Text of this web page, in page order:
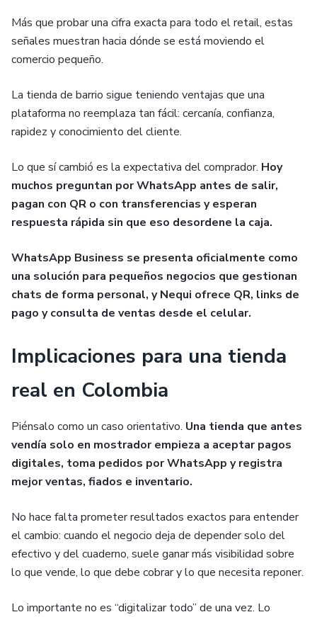
Más que probar una cifra exacta para todo el retail, estas
señales muestran hacia dónde se está moviendo el
comercio pequeño.
La tienda de barrio sigue teniendo ventajas que una
plataforma no reemplaza tan fácil: cercanía, confianza,
rapidez y conocimiento del cliente.
Lo que sí cambió es la expectativa del comprador. Hoy
muchos preguntan por WhatsApp antes de salir,
pagan con QR o con transferencias y esperan
respuesta rápida sin que eso desordene la caja.
WhatsApp Business se presenta oficialmente como
una solución para pequeños negocios que gestionan
chats de forma personal, y Nequi ofrece QR, links de
pago y consulta de ventas desde el celular.
Implicaciones para una tienda
real en Colombia
Piénsalo como un caso orientativo. Una tienda que antes
vendía solo en mostrador empieza a aceptar pagos
digitales, toma pedidos por WhatsApp y registra
mejor ventas, fiados e inventario.
No hace falta prometer resultados exactos para entender
el cambio: cuando el negocio deja de depender solo del
efectivo y del cuaderno, suele ganar más visibilidad sobre
lo que vende, lo que debe cobrar y lo que necesita reponer.
Lo importante no es “digitalizar todo” de una vez. Lo